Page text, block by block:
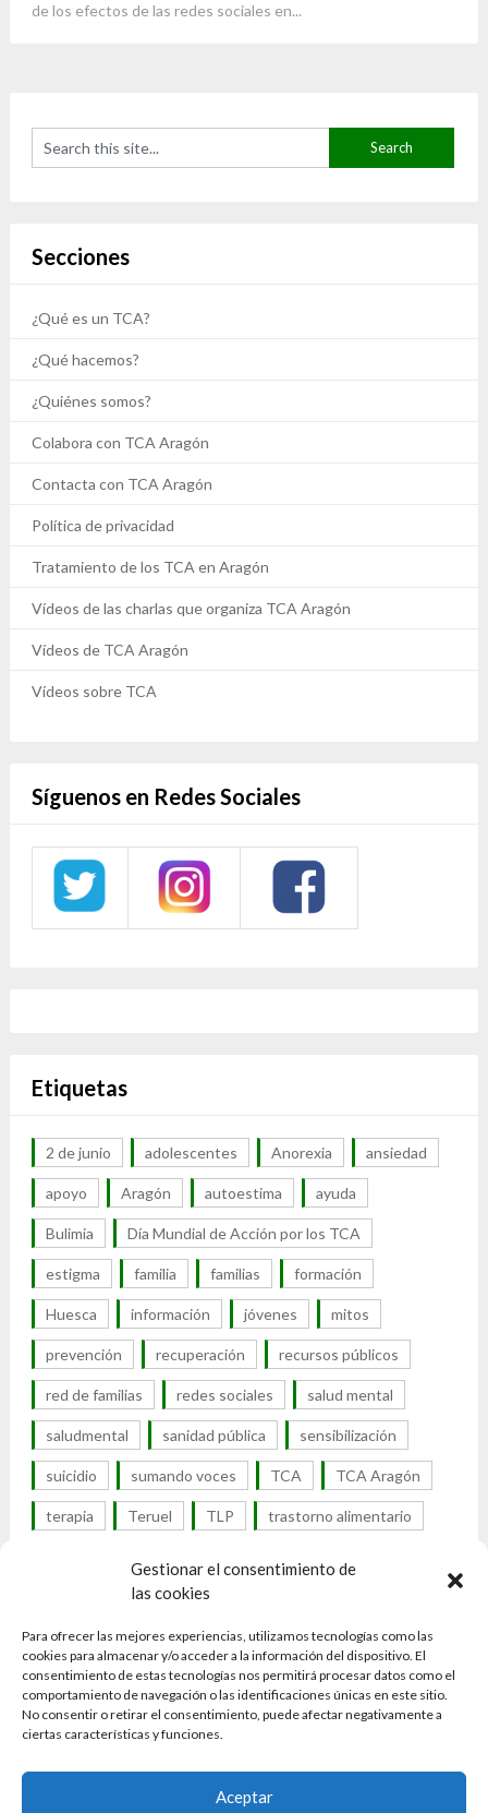
Gestionar el consentimiento de
las cookies
Para ofrecer las mejores experiencias, utilizamos tecnologías como las
cookies para almacenar y/o acceder a la información del dispositivo. El
consentimiento de estas tecnologías nos permitirá procesar datos como el
comportamiento de navegación o las identificaciones únicas en este sitio.
No consentir o retirar el consentimiento, puede afectar negativamente a
ciertas características y funciones.
Aceptar
de los efectos de las redes sociales en...
Secciones
¿Qué es un TCA?
¿Qué hacemos?
¿Quiénes somos?
Colabora con TCA Aragón
Contacta con TCA Aragón
Política de privacidad
Tratamiento de los TCA en Aragón
Vídeos de las charlas que organiza TCA Aragón
Vídeos de TCA Aragón
Vídeos sobre TCA
Síguenos en Redes Sociales
Etiquetas
2 de junio adolescentes Anorexia ansiedad
apoyo Aragón autoestima ayuda
Bulimia Día Mundial de Acción por los TCA
estigma familia familias formación
Huesca información jóvenes mitos
prevención recuperación recursos públicos
red de familias redes sociales salud mental
saludmental sanidad pública sensibilización
suicidio sumando voces TCA TCA Aragón
terapia Teruel TLP trastorno alimentario
trastorno por atracón
trastornos alimenticios
trastornos de la conducta alimentaria tratamiento
UTCA visibilidad visibilidad TCA Zaragoza